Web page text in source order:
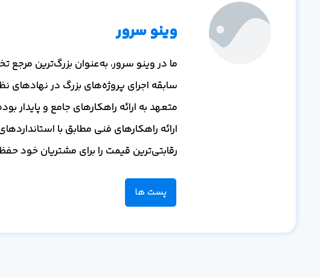
وینو سرور
ما در وینو سرور، به‌عنوان بزرگ‌ترین
سابقه اجرای پروژه‌های بزرگ در نهادهای
متعهد به ارائه راهکارهای جامع و پایدار
ارائه راهکارهای فنی مطابق با
رقابتی‌ترین قیمت را برای مشتریان خود
پست ها